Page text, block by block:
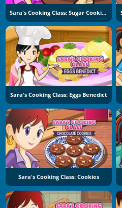
Sara's Cooking Class: Sugar Cookies
Sara's Cooking Class: Eggs Benedict
Sara's Cooking Class: Cookies